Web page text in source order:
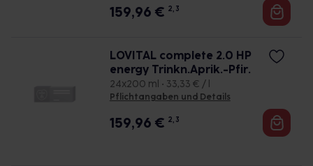
159,96 € 2, 3
LOVITAL complete 2.0 HP
energy Trinkn.Aprik.-Pfir.
24x200 ml • 33,33 € / l
Pflichtangaben und Details
159,96 € 2, 3